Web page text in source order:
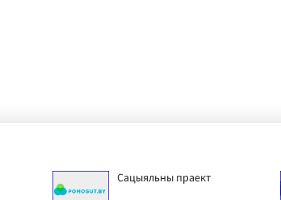
Сацыяльны праект